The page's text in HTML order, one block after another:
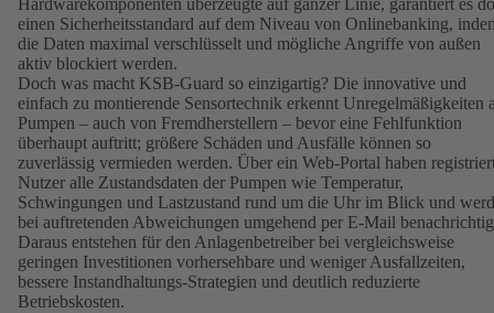
Hardwarekomponenten überzeugte auf ganzer Linie, garantiert es
einen Sicherheitsstandard auf dem Niveau von Onlinebanking,
die Daten maximal verschlüsselt und mögliche Angriffe von außen
aktiv blockiert werden.
Doch was macht KSB-Guard so einzigartig? Die innovative und
einfach zu montierende Sensortechnik erkennt Unregelmäßigkeiten
Pumpen – auch von Fremdherstellern – bevor eine Fehlfunktion
überhaupt auftritt; größere Schäden und Ausfälle können so
zuverlässig vermieden werden. Über ein Web-Portal haben
Nutzer alle Zustandsdaten der Pumpen wie Temperatur,
Schwingungen und Lastzustand rund um die Uhr im Blick und
bei auftretenden Abweichungen umgehend per E-Mail
Daraus entstehen für den Anlagenbetreiber bei vergleichsweise
geringen Investitionen vorhersehbare und weniger Ausfallzeiten,
bessere Instandhaltungs-Strategien und deutlich reduzierte
Betriebskosten.